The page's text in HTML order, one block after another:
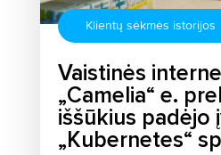
Klientų sėkmės istorijos
Vaistinės
„Camelia“ e.
iššūkius padėjo
„Kubernetes“